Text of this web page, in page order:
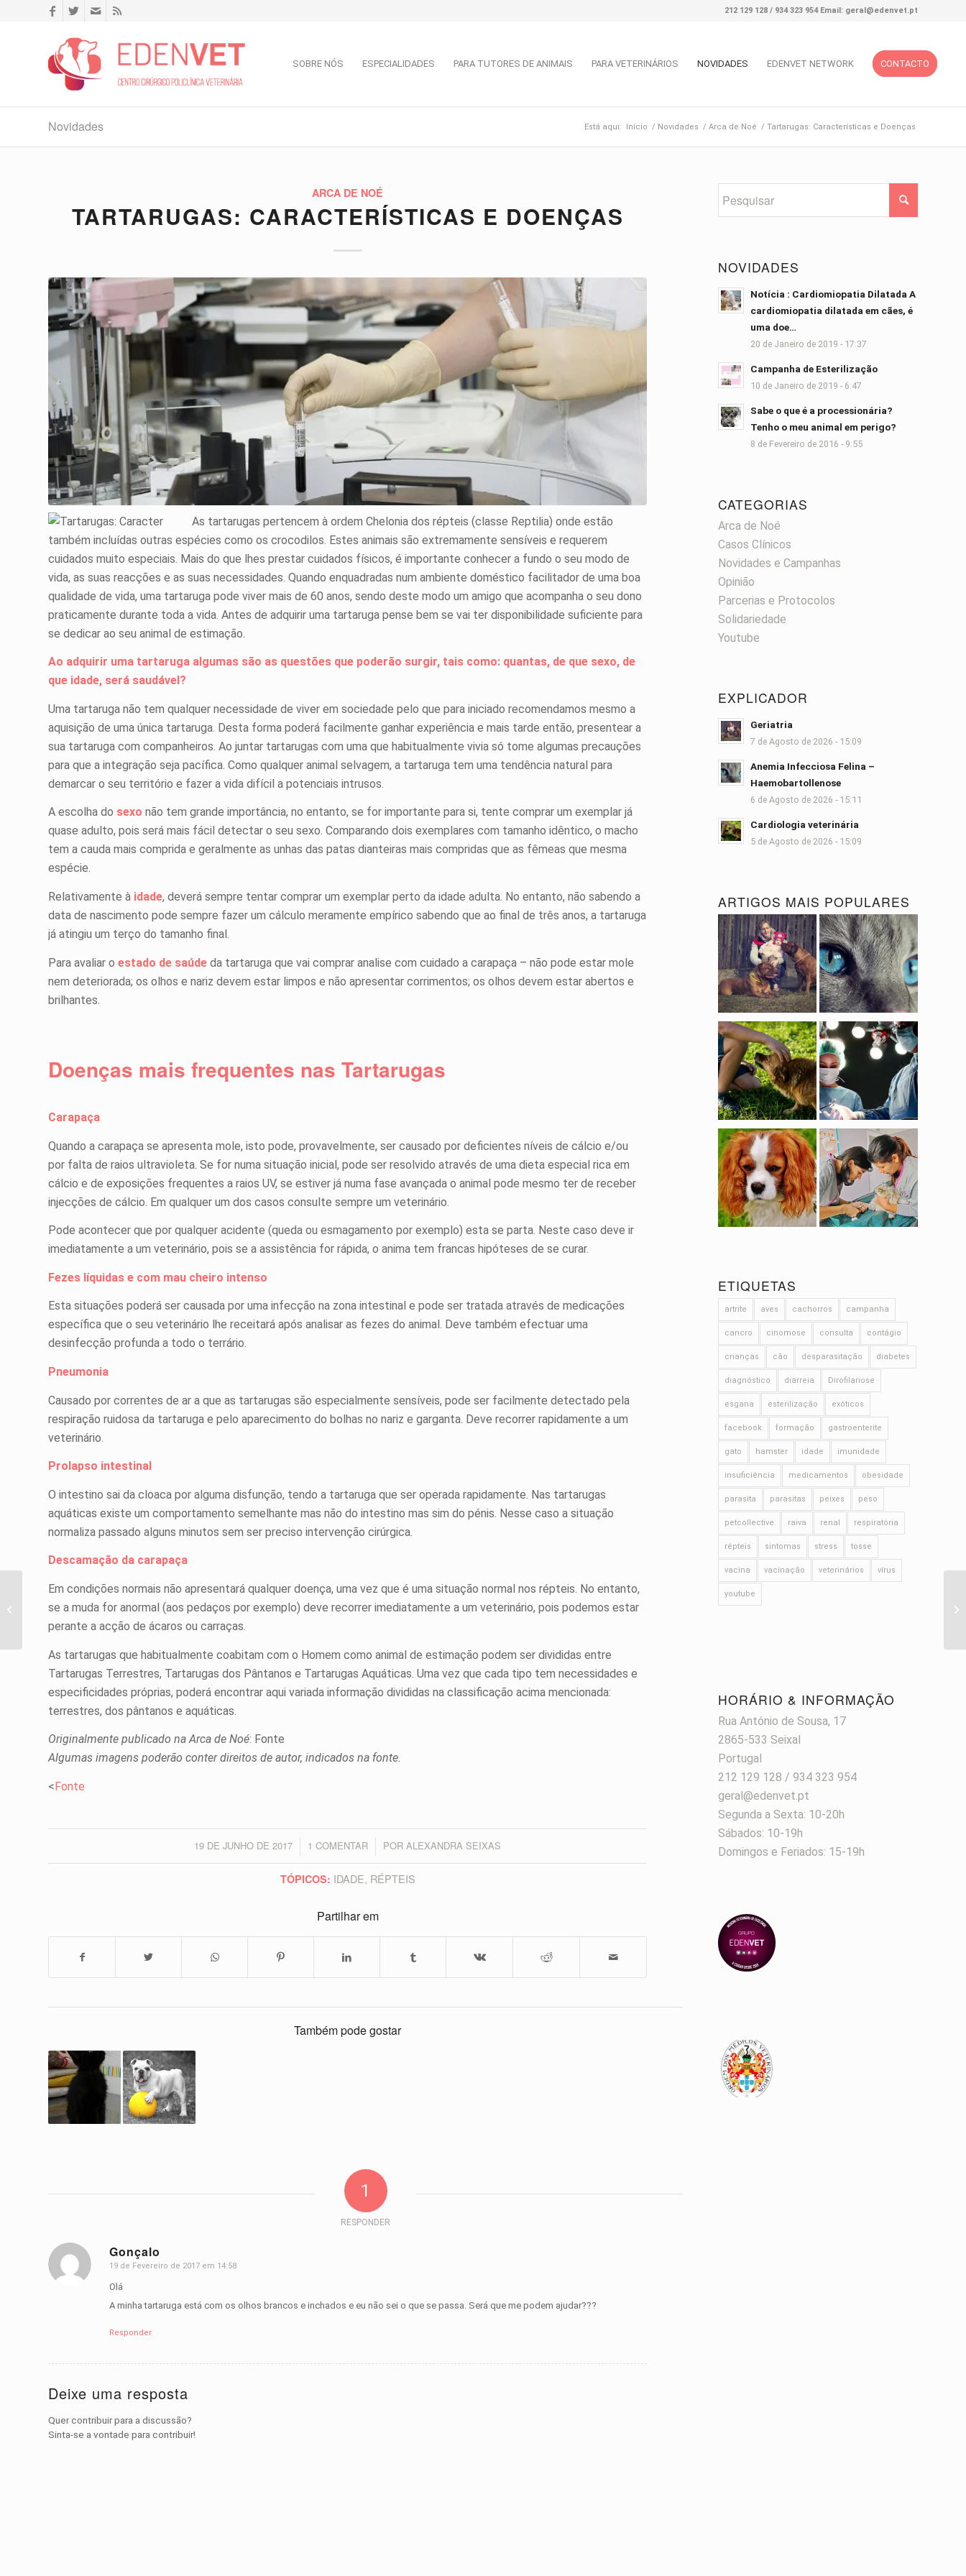
212 129 128 / 934 323 954 Email: geral@edenvet.pt
SOBRE NÓS ESPECIALIDADES PARA TUTORES DE ANIMAIS PARA VETERINÁRIOS NOVIDADES EDENVET NETWORK CONTACTO
Novidades Está aqui: Início / Novidades / Arca de Noé / Tartarugas: Características e Doenças
ARCA DE NOÉ
TARTARUGAS: CARACTERÍSTICAS E DOENÇAS
As tartarugas pertencem à ordem Chelonia dos répteis (classe Reptilia) onde estão
também incluídas outras espécies como os crocodilos. Estes animais são extremamente sensíveis e requerem
cuidados muito especiais. Mais do que lhes prestar cuidados físicos, é importante conhecer a fundo o seu modo de
vida, as suas reacções e as suas necessidades. Quando enquadradas num ambiente doméstico facilitador de uma boa
qualidade de vida, uma tartaruga pode viver mais de 60 anos, sendo deste modo um amigo que acompanha o seu dono
praticamente durante toda a vida. Antes de adquirir uma tartaruga pense bem se vai ter disponibilidade suficiente para
se dedicar ao seu animal de estimação.
Ao adquirir uma tartaruga algumas são as questões que poderão surgir, tais como: quantas, de que sexo, de
que idade, será saudável?
Uma tartaruga não tem qualquer necessidade de viver em sociedade pelo que para iniciado recomendamos mesmo a
aquisição de uma única tartaruga. Desta forma poderá facilmente ganhar experiência e mais tarde então, presentear a
sua tartaruga com companheiros. Ao juntar tartarugas com uma que habitualmente vivia só tome algumas precauções
para que a integração seja pacífica. Como qualquer animal selvagem, a tartaruga tem uma tendência natural para
demarcar o seu território e fazer a vida difícil a potenciais intrusos.
A escolha do sexo não tem grande importância, no entanto, se for importante para si, tente comprar um exemplar já
quase adulto, pois será mais fácil detectar o seu sexo. Comparando dois exemplares com tamanho idêntico, o macho
tem a cauda mais comprida e geralmente as unhas das patas dianteiras mais compridas que as fêmeas que mesma
espécie.
Relativamente à idade, deverá sempre tentar comprar um exemplar perto da idade adulta. No entanto, não sabendo a
data de nascimento pode sempre fazer um cálculo meramente empírico sabendo que ao final de três anos, a tartaruga
já atingiu um terço do tamanho final.
Para avaliar o estado de saúde da tartaruga que vai comprar analise com cuidado a carapaça – não pode estar mole
nem deteriorada; os olhos e nariz devem estar limpos e não apresentar corrimentos; os olhos devem estar abertos e
brilhantes.
Doenças mais frequentes nas Tartarugas
Carapaça
Quando a carapaça se apresenta mole, isto pode, provavelmente, ser causado por deficientes níveis de cálcio e/ou
por falta de raios ultravioleta. Se for numa situação inicial, pode ser resolvido através de uma dieta especial rica em
cálcio e de exposições frequentes a raios UV, se estiver já numa fase avançada o animal pode mesmo ter de receber
injecções de cálcio. Em qualquer um dos casos consulte sempre um veterinário.
Pode acontecer que por qualquer acidente (queda ou esmagamento por exemplo) esta se parta. Neste caso deve ir
imediatamente a um veterinário, pois se a assistência for rápida, o anima tem francas hipóteses de se curar.
Fezes líquidas e com mau cheiro intenso
Esta situações poderá ser causada por uma infecção na zona intestinal e pode ser tratada através de medicações
específica que o seu veterinário lhe receitará após analisar as fezes do animal. Deve também efectuar uma
desinfecção profunda a todo o terrário.
Pneumonia
Causado por correntes de ar a que as tartarugas são especialmente sensíveis, pode ser facilmente detectado pela
respiração ruidosa da tartaruga e pelo aparecimento do bolhas no nariz e garganta. Deve recorrer rapidamente a um
veterinário.
Prolapso intestinal
O intestino sai da cloaca por alguma disfunção, tendo a tartaruga que ser operada rapidamente. Nas tartarugas
aquáticas existe um comportamento semelhante mas não do intestino mas sim do pénis. Nesse caso a situação
normaliza passado alguns minutos sem ser preciso intervenção cirúrgica.
Descamação da carapaça
Em condições normais não apresentará qualquer doença, uma vez que é uma situação normal nos répteis. No entanto,
se a muda for anormal (aos pedaços por exemplo) deve recorrer imediatamente a um veterinário, pois podemos estar
perante a acção de ácaros ou carraças.
As tartarugas que habitualmente coabitam com o Homem como animal de estimação podem ser divididas entre
Tartarugas Terrestres, Tartarugas dos Pântanos e Tartarugas Aquáticas. Uma vez que cada tipo tem necessidades e
especificidades próprias, poderá encontrar aqui variada informação divididas na classificação acima mencionada:
terrestres, dos pântanos e aquáticas.
Originalmente publicado na Arca de Noé: Fonte
Algumas imagens poderão conter direitos de autor, indicados na fonte.
<Fonte
19 DE JUNHO DE 2017
/ 1 COMENTAR
/ PORALEXANDRA SEIXAS
TÓPICOS: IDADE, RÉPTEIS
Partilhar em
Também pode gostar
1
RESPONDER
Gonçalo
d
19 de Fevereiro de 2017 em 14:58
Olá
A minha tartaruga está com os olhos brancos e inchados e eu não sei o que se passa. Será que me podem ajudar???
Responder
Deixe uma resposta
Quer contribuir para a discussão?
Sinta-se a vontade para contribuir!
NOVIDADES
Notícia : Cardiomiopatia Dilatada A
cardiomiopatia dilatada em cães, é
uma doe…
20 de Janeiro de 2019 - 17:37
Campanha de Esterilização
10 de Janeiro de 2019 - 6:47
Sabe o que é a processionária?
Tenho o meu animal em perigo?
8 de Fevereiro de 2016 - 9:55
CATEGORIAS
Arca de Noé
Casos Clínicos
Novidades e Campanhas
Opinião
Parcerias e Protocolos
Solidariedade
Youtube
EXPLICADOR
Geriatria
7 de Agosto de 2026 - 15:09
Anemia Infecciosa Felina –
Haemobartollenose
6 de Agosto de 2026 - 15:11
Cardiologia veterinária
5 de Agosto de 2026 - 15:09
ARTIGOS MAIS POPULARES
ETIQUETAS
artrite aves cachorros campanha
cancro cinomose consulta contágio
crianças cão desparasitação diabetes
diagnóstico diarreia Dirofilariose
esgana esterilização exóticos
facebook formação gastroenterite
gato hamster idade imunidade
insuficiência medicamentos obesidade
parasita parasitas peixes peso
petcollective raiva renal respiratória
répteis sintomas stress tosse
vacina vacinação veterinários vírus
youtube
HORÁRIO & INFORMAÇÃO
Rua António de Sousa, 17
2865-533 Seixal
Portugal
212 129 128 / 934 323 954
geral@edenvet.pt
Segunda a Sexta: 10-20h
Sábados: 10-19h
Domingos e Feriados: 15-19h
Tartarugas Aquáticas